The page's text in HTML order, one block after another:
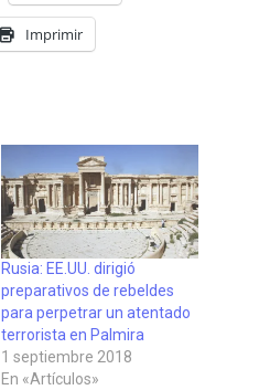
Imprimir
Rusia: EE.UU. dirigió
preparativos de rebeldes
para perpetrar un atentado
terrorista en Palmira
1 septiembre 2018
En «Artículos»